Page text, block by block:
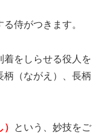
侍がつきます。
着をしらせる役人を
柄（ながえ）、長柄
という、妙技をご